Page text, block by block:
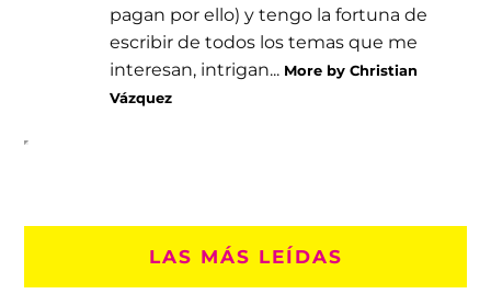
pagan por ello) y tengo la fortuna de
escribir de todos los temas que me
interesan, intrigan... More by Christian
Vázquez
LAS MÁS LEÍDAS